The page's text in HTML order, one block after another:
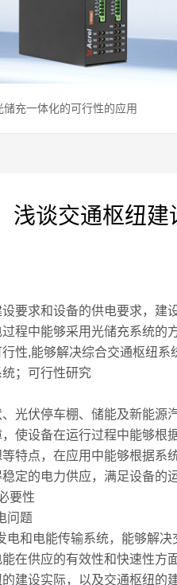
充一体化的可行性的应用
浅谈交通枢纽建
要求和设备的供电要求，
程中能够采用光储充系统
性,能够解决综合交通枢纽系
；可行性研究
伏停车棚、储能及新能源
使设备在运行过程中能够
特点，在应用中能够根据
定的电力供应，满足设备的
要性
问题
电能传输系统，能够解决
在供应的有效性和快速性
建设实际，以及交通枢纽